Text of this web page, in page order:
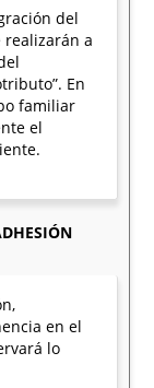
del
realizarán a
En
familiar
el
en el
lo